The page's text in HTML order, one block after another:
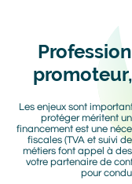
Paragraphes
activité
Les enjeux sont
protéger méritent
financement est une
fiscales (TVA et suivi
métiers font appel à
votre partenaire de
pour